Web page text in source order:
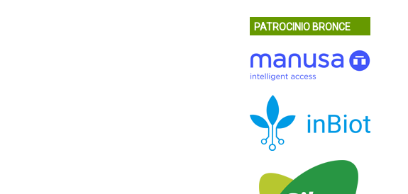
PATROCINIO BRONCE